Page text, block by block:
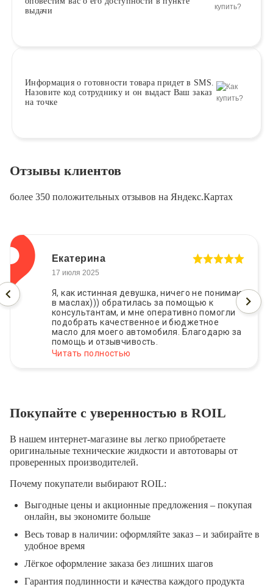
выдачи
Информация о готовности товара придет в SMS.
Назовите код сотруднику и он выдаст Ваш заказ
на точке
Отзывы клиентов
более 350 положительных отзывов на Яндекс.Картах
Екатерина
17 июля 2025
Я, как истинная девушка, ничего не понимаю
в маслах))) обратилась за помощью к
консультантам, и мне оперативно помогли
подобрать качественное и бюджетное
масло для моего автомобиля. Благодарю за
помощь и отзывчивость.
Читать полностью
Покупайте с уверенностью в ROIL
В нашем интернет-магазине вы легко приобретаете
оригинальные технические жидкости и автотовары от
проверенных производителей.
Почему покупатели выбирают ROIL:
Выгодные цены и акционные предложения – покупая
онлайн, вы экономите больше
Весь товар в наличии: оформляйте заказ – и забирайте в
удобное время
Лёгкое оформление заказа без лишних шагов
Гарантия подлинности и качества каждого продукта